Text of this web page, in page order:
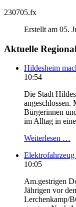
230705.fx
Erstellt am 05.
Aktuelle
Hildesheim
10:54
Die Stadt
angeschlossen.
Bürgerinnen
im Alltag in
Weiterlesen …
10:05
Am.gestrigen
Jährigen vor
Lerchenkamp/